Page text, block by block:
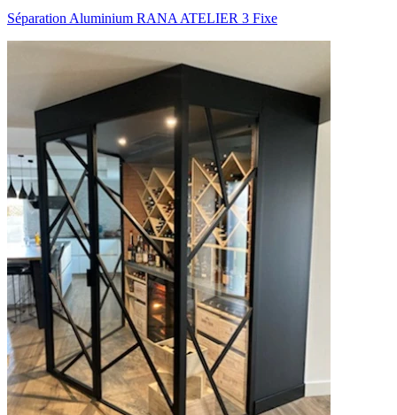
Séparation Aluminium RANA ATELIER 3 Fixe